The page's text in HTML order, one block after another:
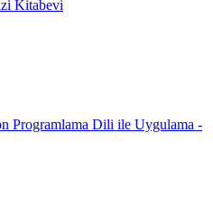
Programlama Dili ile Uygulama -